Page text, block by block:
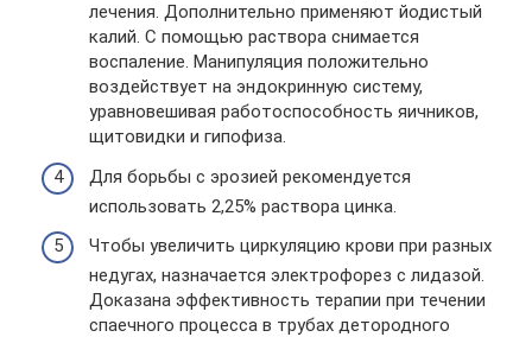
лечения. Дополнительно применяют йодистый
калий. С помощью раствора снимается
воспаление. Манипуляция положительно
воздействует на эндокринную систему,
уравновешивая работоспособность яичников,
щитовидки и гипофиза.
Для борьбы с эрозией рекомендуется
использовать 2,25% раствора цинка.
Чтобы увеличить циркуляцию крови при разных
недугах, назначается электрофорез с лидазой.
Доказана эффективность терапии при течении
спаечного процесса в трубах детородного